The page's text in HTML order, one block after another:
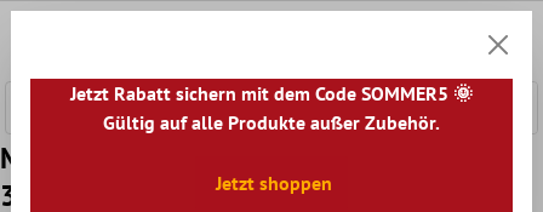
Muster von Keramik Mosaikfliesen Cavalier
3D Würfel Schwarz Glänzend
Jetzt Rabatt sichern mit dem Code SOMMER5 🌞
Gültig auf alle Produkte außer Zubehör.
Jetzt shoppen